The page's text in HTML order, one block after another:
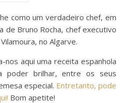
de Bruno Rocha, chef executivo
no Algarve.
aqui uma receita espanhola
poder brilhar, entre os seus
especial. Entretanto, pode
Bom apetite!